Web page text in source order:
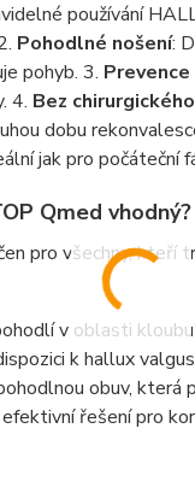
používání
Pohodlné nošení:
pohyb. 3.
4. Bez
dobu
jak pro počáteční
Qmed vhodný?
pro všechny, kteří
v oblasti
k hallux
obuv, která
řešení pro